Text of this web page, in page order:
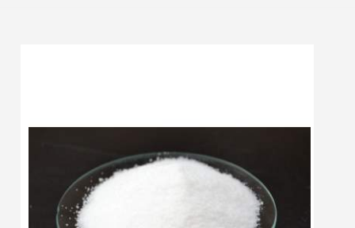
Inscription à la newsletter : 5€ de réduction
Livraison sous 24 h en France Métropolitaine
Livraison offerte en France métropolitaine pour 250€ d'achats